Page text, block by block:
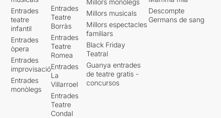
Entrades
teatre
infantil
Entrades
òpera
Entrades
improvisació
Entrades
monòlegs
Entrades
Teatre
Borràs
Entrades
Teatre
Romea
Entrades
La
Villarroel
Entrades
Teatre
Condal
Millors monòlegs
Millors musicals
Millors espectacles
familiars
Black Friday
Teatral
Guanya entrades
de teatre gratis -
concursos
Descompte
Germans de sang